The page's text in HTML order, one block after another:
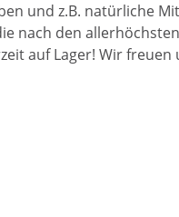
und z.B. natürliche
nach den
auf Lager! Wir freuen